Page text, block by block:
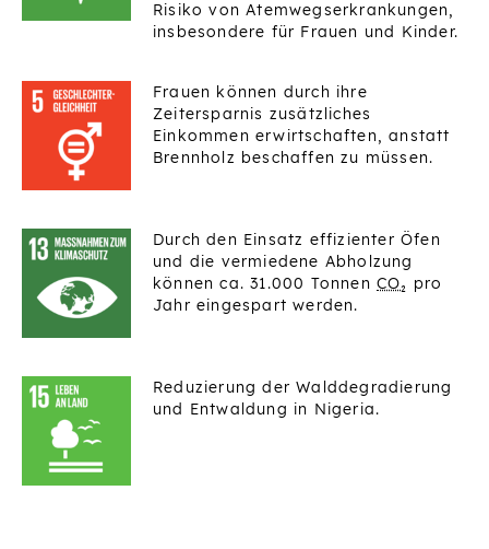
Risiko von Atemwegserkrankungen,
insbesondere für Frauen und Kinder.
Frauen können durch ihre
Zeitersparnis zusätzliches
Einkommen erwirtschaften, anstatt
Brennholz beschaffen zu müssen.
Durch den Einsatz effizienter Öfen
und die vermiedene Abholzung
können ca. 31.000 Tonnen CO₂ pro
Jahr eingespart werden.
Reduzierung der Walddegradierung
und Entwaldung in Nigeria.